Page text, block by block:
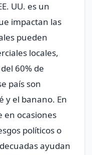
UU. es un
impactan las
pueden
locales,
60% de
país son
y el banano. En
en ocasiones
políticos o
ayudan